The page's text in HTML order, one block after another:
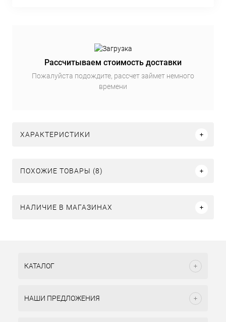
Рассчитываем стоимость доставки
Пожалуйста подождите, рассчет займет немного
времени
ХАРАКТЕРИСТИКИ
ПОХОЖИЕ ТОВАРЫ (8)
НАЛИЧИЕ В МАГАЗИНАХ
КАТАЛОГ
НАШИ ПРЕДЛОЖЕНИЯ